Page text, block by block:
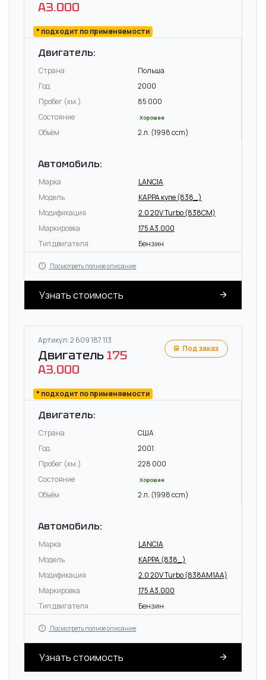
A3.000
* подходит по применяемости
Двигатель:
Страна
Польша
Год
2000
Пробег (км.)
85 000
Состояние
Хорошее
Объём 2 л. (1998 ccm)
Автомобиль:
Марка
LANCIA
Модель
KAPPA купе (838_)
Модификация
2.0 20V Turbo (838CM)
Маркировка
175 A3.000
Тип двигателя
Бензин
Посмотреть полное описание
Узнать стоимость
Артикул: 2 609 187 113
Двигатель 175
A3.000
* подходит по применяемости
Под заказ
Двигатель:
Страна
США
Год
2001
Пробег (км.)
228 000
Состояние
Хорошее
Объём 2 л. (1998 ccm)
Автомобиль:
Марка
LANCIA
Модель
KAPPA (838_)
Модификация
2.0 20V Turbo (838AM1AA)
Маркировка
175 A3.000
Тип двигателя
Бензин
Посмотреть полное описание
Узнать стоимость